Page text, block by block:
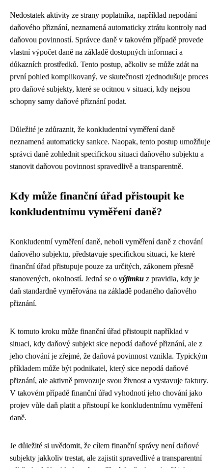
Nedostatek aktivity ze strany poplatníka, například nepodání
daňového přiznání, neznamená automaticky ztrátu kontroly nad
daňovou povinností. Správce daně v takovém případě provede
vlastní výpočet daně na základě dostupných informací a
důkazních prostředků. Tento postup, ačkoliv se může zdát na
první pohled komplikovaný, ve skutečnosti zjednodušuje proces
pro daňové subjekty, které se ocitnou v situaci, kdy nejsou
schopny samy daňové přiznání podat.
Důležité je zdůraznit, že konkludentní vyměření daně
neznamená automaticky sankce. Naopak, tento postup umožňuje
správci daně zohlednit specifickou situaci daňového subjektu a
stanovit daňovou povinnost spravedlivě a transparentně.
Kdy může finanční úřad přistoupit ke
konkludentnímu vyměření daně?
Konkludentní vyměření daně, neboli vyměření daně z chování
daňového subjektu, představuje specifickou situaci, ke které
finanční úřad přistupuje pouze za určitých, zákonem přesně
stanovených, okolností. Jedná se o výjimku z pravidla, kdy je
daň standardně vyměřována na základě podaného daňového
přiznání.
K tomuto kroku může finanční úřad přistoupit například v
situaci, kdy daňový subjekt sice nepodá daňové přiznání, ale z
jeho chování je zřejmé, že daňová povinnost vznikla. Typickým
příkladem může být podnikatel, který sice nepodá daňové
přiznání, ale aktivně provozuje svou živnost a vystavuje faktury.
V takovém případě finanční úřad vyhodnotí jeho chování jako
projev vůle daň platit a přistoupí ke konkludentnímu vyměření
daně.
Je důležité si uvědomit, že cílem finanční správy není daňové
subjekty jakkoliv trestat, ale zajistit spravedlivé a transparentní